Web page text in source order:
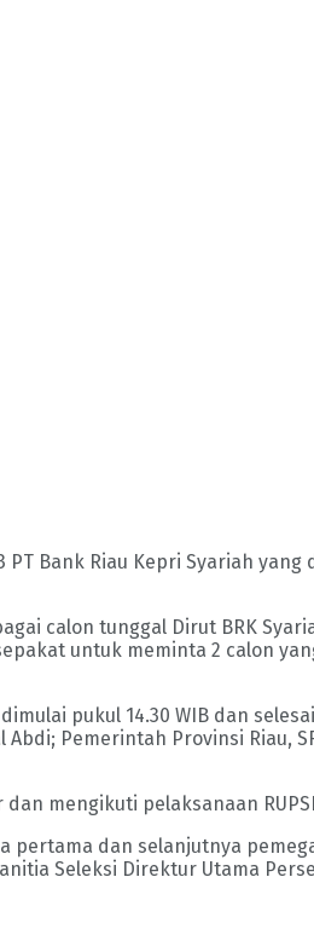
PT Bank Riau Kepri Syariah
calon tunggal Dirut BRK
untuk meminta 2 calon
pukul 14.30 WIB dan
Pemerintah Provinsi Riau,
mengikuti pelaksanaan
pertama dan selanjutnya
Seleksi Direktur Utama